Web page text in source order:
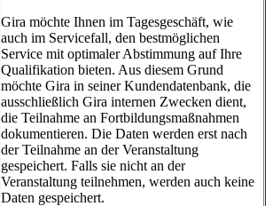
Gira möchte Ihnen im Tagesgeschäft, wie
auch im Servicefall, den bestmöglichen
Service mit optimaler Abstimmung auf Ihre
Qualifikation bieten. Aus diesem Grund
möchte Gira in seiner Kundendatenbank, die
ausschließlich Gira internen Zwecken dient,
die Teilnahme an Fortbildungsmaßnahmen
dokumentieren. Die Daten werden erst nach
der Teilnahme an der Veranstaltung
gespeichert. Falls sie nicht an der
Veranstaltung teilnehmen, werden auch keine
Daten gespeichert.